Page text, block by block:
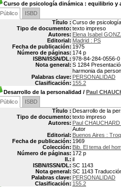
Curso de psicología dinámica : equilibrio y
Público
ISBD
Título : Curso de
Tipo de documento: texto impreso
Autores: Elena Isabel
Editorial: Madrid : PS
Fecha de publicación: 1975
Número de páginas: 174 p
ISBN/ISSN/DL: 978-84-284-0556-0
Nota general: S 1284
harmonia da
Palabras clave: PERSONALIDAD
Clasificación: 155.2
Desarrollo de la personalidad / Paul
Público
ISBD
Título : Desarrollo de la
Tipo de documento: texto impreso
Autores: Paul
Autor
Editorial: Buenos Aires :
Fecha de publicación: 1969
Colección: Bib. El tema del
Número de páginas: 172 p
Il.: il
ISBN/ISSN/DL: SC 1143
Nota general: SC 1143
Palabras clave: PERSONALIDAD
Clasificación: 155.2